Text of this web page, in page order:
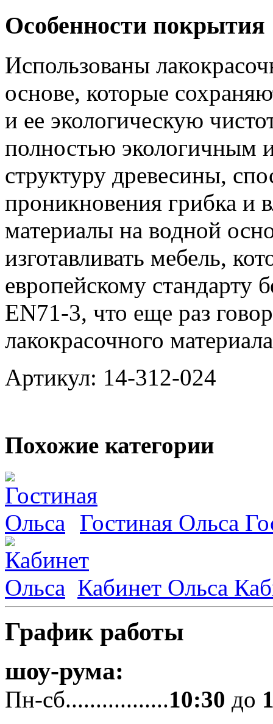
Особенности покрытия
Использованы
основе, которые
и ее экологическую
полностью экологичным
структуру древесины,
проникновения грибка и
материалы на водной
изготавливать мебель,
европейскому стандарту
EN71-3, что еще раз
лакокрасочного
Артикул: 14-312-024
Похожие категории
Гостиная Ольса
Кабинет Ольса
График работы
шоу-рума:
Пн-сб.................10:30 до